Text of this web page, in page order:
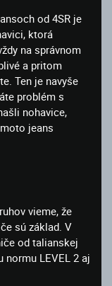
od 4SR je
ktorá
na správnom
a pritom
Ten je navyše
problém s
nohavice,
jeans
vieme, že
sú základ. V
od talianskej
normu LEVEL 2 aj